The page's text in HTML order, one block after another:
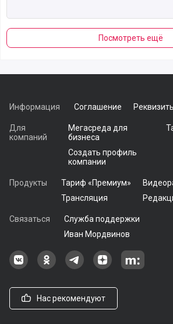
Посмотреть ещё
Информация Соглашение
Для
компаний
Мегасреда для
бизнеса
Создать профиль
компании
Продукты Тариф «Премиум»
Трансляция
Связаться
Служба поддержки
Иван Мордвинов
Наша группа в ВКонтакте
Наша группа наНаша группа в Telegram
наш профиль
Наш
Нас рекомендуют